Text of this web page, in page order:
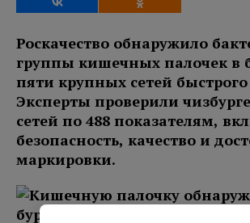
Роскачество обнаружило
группы кишечных палочек в
пяти крупных сетей
Эксперты проверили
сетей по 488 показателям,
безопасность, качество и
маркировки.